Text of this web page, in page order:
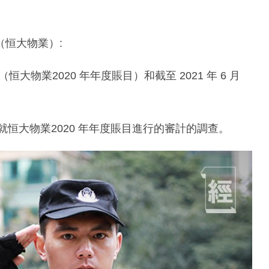
恒大物業）:
大物業2020 年年度賬目）和截至 2021 年 6 月
大物業2020 年年度賬目進行的審計的調查。